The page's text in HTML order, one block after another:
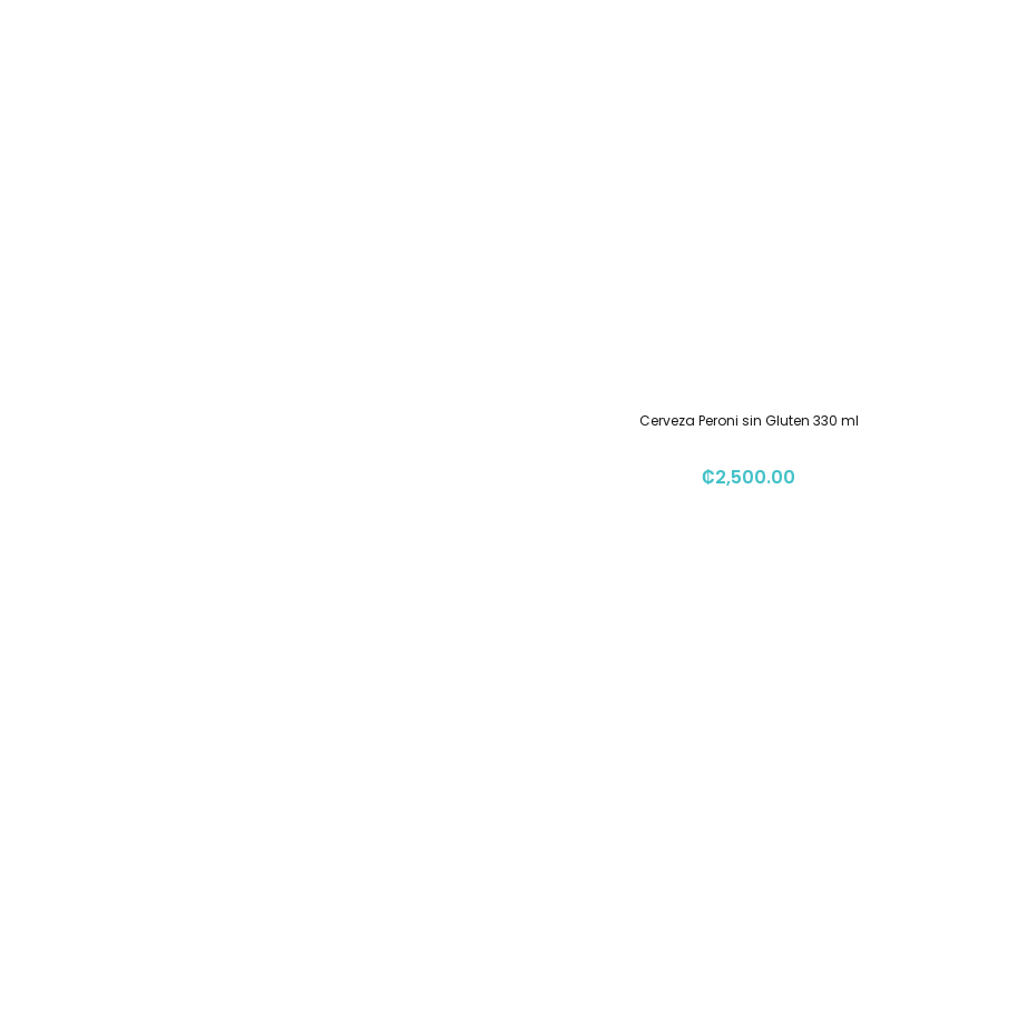
Cerveza Peroni sin Gluten 330 ml
₡2,500.00